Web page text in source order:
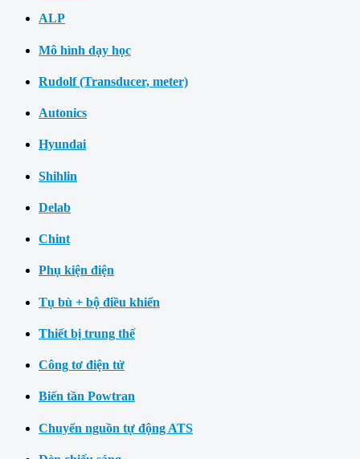
ALP
Mô hình dạy học
Rudolf (Transducer, meter)
Autonics
Hyundai
Shihlin
Delab
Chint
Phụ kiện điện
Tụ bù + bộ điều khiển
Thiết bị trung thế
Công tơ điện tử
Biến tần Powtran
Chuyển nguồn tự động ATS